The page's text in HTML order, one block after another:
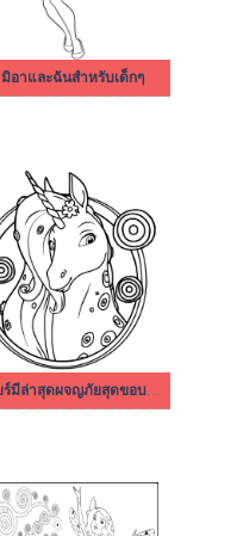
มิอาและฉันสำหรับเด็กๆ